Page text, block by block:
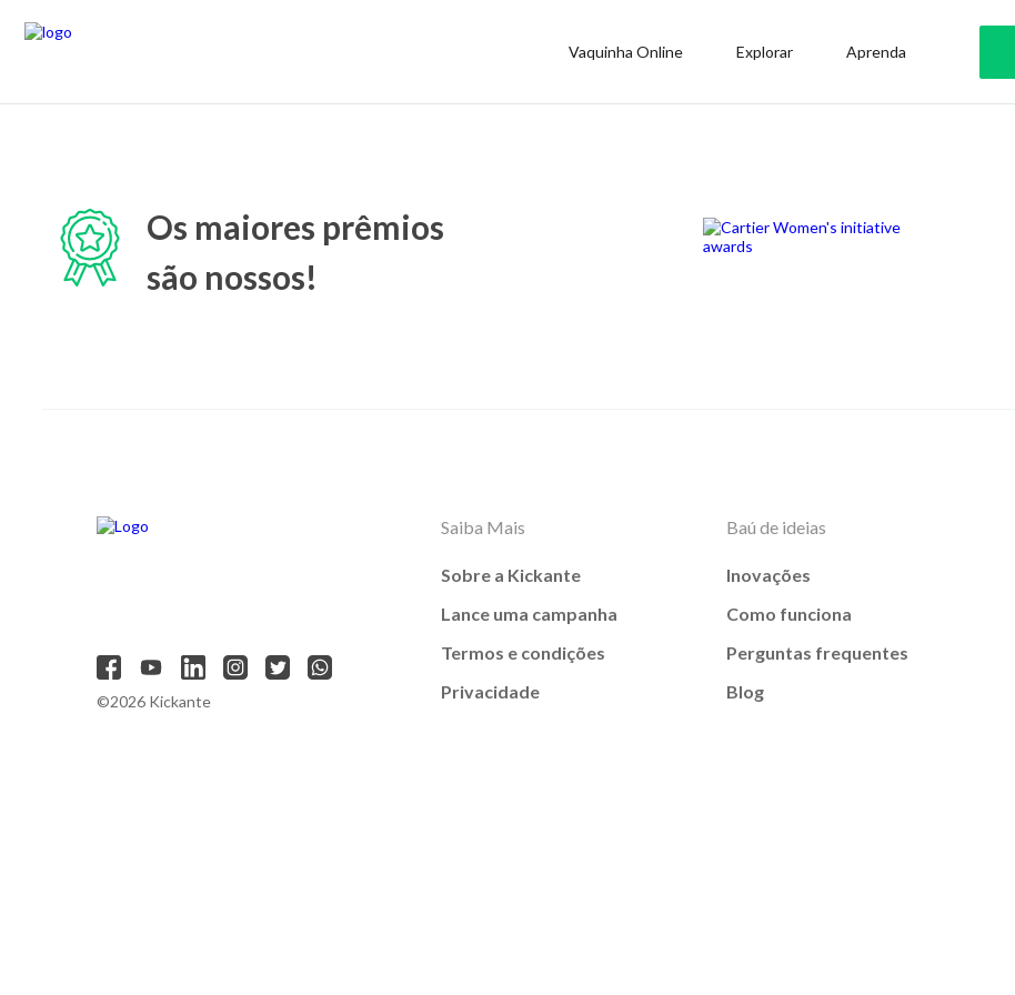
Vaquinha Online Explorar Aprenda
Os maiores prêmios
são nossos!
©2026 Kickante
Saiba Mais
Sobre a Kickante
Lance uma campanha
Termos e condições
Privacidade
Baú de ideias
Inovações
Como funciona
Perguntas frequentes
Blog